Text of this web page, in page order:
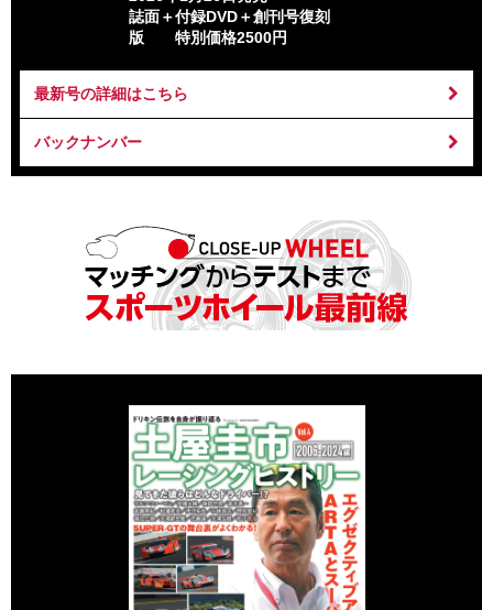
誌面＋付録DVD＋創刊号復刻
版 特別価格2500円
最新号の詳細はこちら
バックナンバー